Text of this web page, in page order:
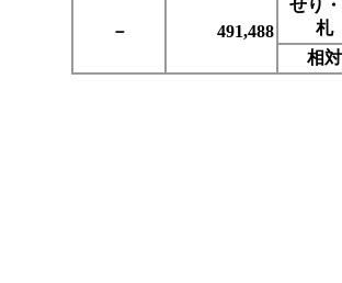
－ 491,488
せり
札
相対